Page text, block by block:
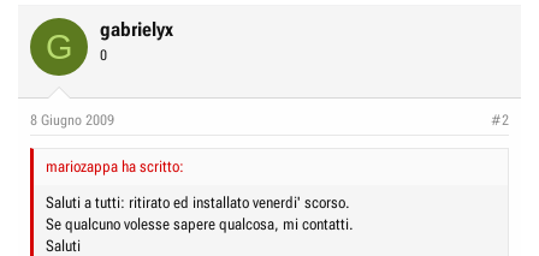
u
s
s
n
e
G gabrielyx
0
8 Giugno 2009 #2
mariozappa ha scritto:
Saluti a tutti: ritirato ed installato venerdi' scorso.
Se qualcuno volesse sapere qualcosa, mi contatti.
Saluti